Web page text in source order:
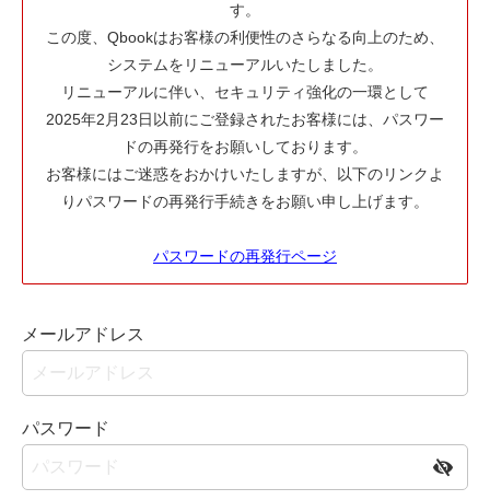
す。
この度、Qbookはお客様の利便性のさらなる向上のため、
システムをリニューアルいたしました。
リニューアルに伴い、セキュリティ強化の一環として
2025年2月23日以前にご登録されたお客様には、パスワー
ドの再発行をお願いしております。
お客様にはご迷惑をおかけいたしますが、以下のリンクよ
りパスワードの再発行手続きをお願い申し上げます。
パスワードの再発行ページ
メールアドレス
パスワード